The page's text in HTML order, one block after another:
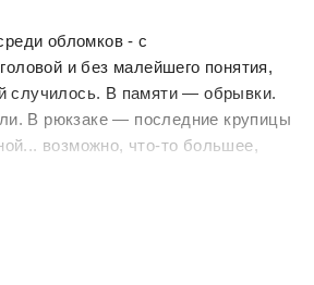
обломков - с
и без малейшего понятия,
случилось. В памяти — обрывки.
В рюкзаке — последние крупицы
возможно, что-то большее,
— талантливый хакер и